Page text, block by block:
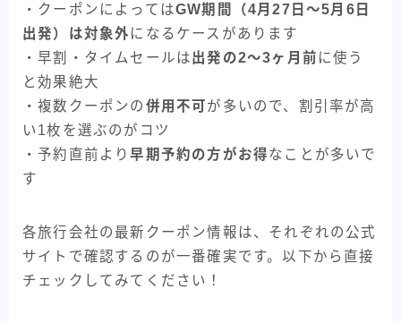
・クーポンによってはGW期間（4月27日〜5月6日
出発）は対象外 になるケースがあります
・早割・タイムセールは出発の2〜3ヶ月前 に使う
と効果絶大
・複数クーポンの 併用不可が多いので、割引率が高
い1枚を選ぶのがコツ
・予約直前より早期予約の方がお得なことが多いで
す
各旅行会社の最新クーポン情報は、それぞれの公式
サイトで確認するのが一番確実です。以下から直接
チェックしてみてください！